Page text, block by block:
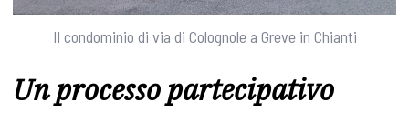
Il condominio di via di Colognole a Greve in Chianti
Un processo partecipativo